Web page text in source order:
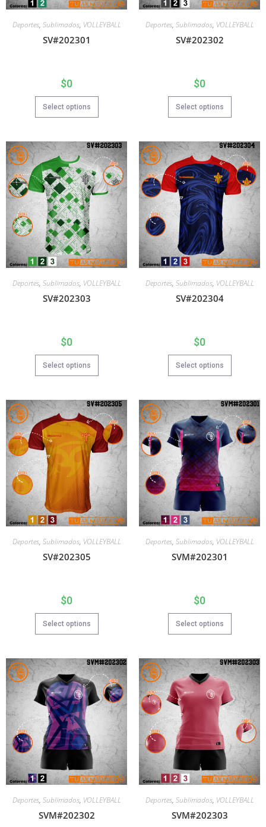
Deportes, Sublimados, VOLLEYBALL
SV#202301
$0
Select options
Deportes, Sublimados, VOLLEYBALL
SV#202302
$0
Select options
Deportes, Sublimados, VOLLEYBALL
SV#202303
$0
Select options
Deportes, Sublimados, VOLLEYBALL
SV#202304
$0
Select options
Deportes, Sublimados, VOLLEYBALL
SV#202305
$0
Select options
Deportes, Sublimados, VOLLEYBALL
SVM#202301
$0
Select options
Deportes, Sublimados, VOLLEYBALL
SVM#202302
Deportes, Sublimados, VOLLEYBALL
SVM#202303